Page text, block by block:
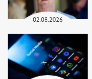
02.08.2026